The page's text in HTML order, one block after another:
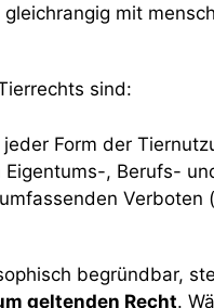
mit
sind:
Form der
Eigentums-, Berufs-
Verboten
begründbar,
geltenden Recht.